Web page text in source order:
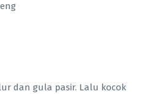
dan gula pasir. Lalu kocok